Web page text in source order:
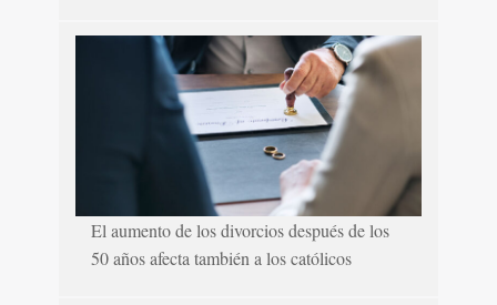
El aumento de los divorcios después de los
50 años afecta también a los católicos